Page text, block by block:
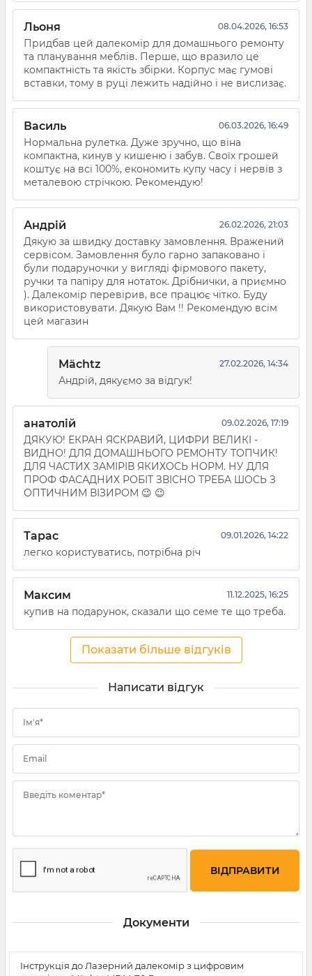
Льоня 08.04.2026, 16:53
Придбав цей далекомір для домашнього ремонту
та планування меблів. Перше, що вразило це
компактність та якість збірки. Корпус має гумові
вставки, тому в руці лежить надійно і не вислизає.
Василь 06.03.2026, 16:49
Нормальна рулетка. Дуже зручно, що віна
компактна, кинув у кишеню і забув. Своїх грошей
коштує на всі 100%, економить купу часу і нервів з
металевою стрічкою. Рекомендую!
Андрій 26.02.2026, 21:03
Дякую за швидку доставку замовлення. Вражений
сервісом. Замовлення було гарно запаковано і
були подаруночки у вигляді фірмового пакету,
ручки та папіру для нотаток. Дрібнички, а приємно
). Далекомір перевірив, все працює чітко. Буду
використовувати. Дякую Вам !! Рекомендую всім
цей магазин
Mächtz 27.02.2026, 14:34
Андрій, дякуємо за відгук!
анатолій 09.02.2026, 17:19
ДЯКУЮ! ЕКРАН ЯСКРАВИЙ, ЦИФРИ ВЕЛИКІ -
ВИДНО! ДЛЯ ДОМАШНЬОГО РЕМОНТУ ТОПЧИК!
ДЛЯ ЧАСТИХ ЗАМІРІВ ЯКИХОСЬ НОРМ. НУ ДЛЯ
ПРОФ ФАСАДНИХ РОБІТ ЗВІСНО ТРЕБА ШОСЬ З
ОПТИЧНИМ ВІЗИРОМ 😉 😉
Тарас 09.01.2026, 14:22
легко користуватись, потрібна річ
Максим 11.12.2025, 16:25
купив на подарунок, сказали що семе те що треба.
Показати більше відгуків
Написати відгук
Ім'я*
Email
Введіть коментар*
Документи
Інструкція до Лазерний далекомір з цифровим